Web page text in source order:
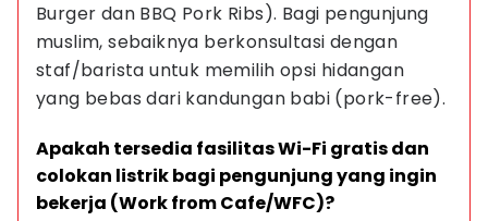
Burger dan BBQ Pork Ribs). Bagi pengunjung
muslim, sebaiknya berkonsultasi dengan
staf/barista untuk memilih opsi hidangan
yang bebas dari kandungan babi (pork-free).
Apakah tersedia fasilitas Wi-Fi gratis dan
colokan listrik bagi pengunjung yang ingin
bekerja (Work from Cafe/WFC)?